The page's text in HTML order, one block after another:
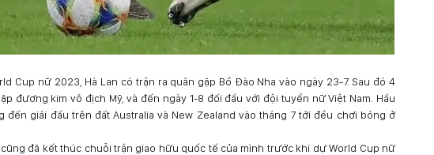
Cup nữ 2023, Hà Lan có trận ra quân gặp Bồ Đào Nha vào ngày 23-7. Sau đó 4
đương kim vô địch Mỹ, và đến ngày 1-8 đối đầu với đội tuyển nữ Việt Nam. Hầu
đến giải đấu trên đất Australia và New Zealand vào tháng 7 tới đều chơi bóng ở
đã kết thúc chuỗi trận giao hữu quốc tế của mình trước khi dự World Cup nữ